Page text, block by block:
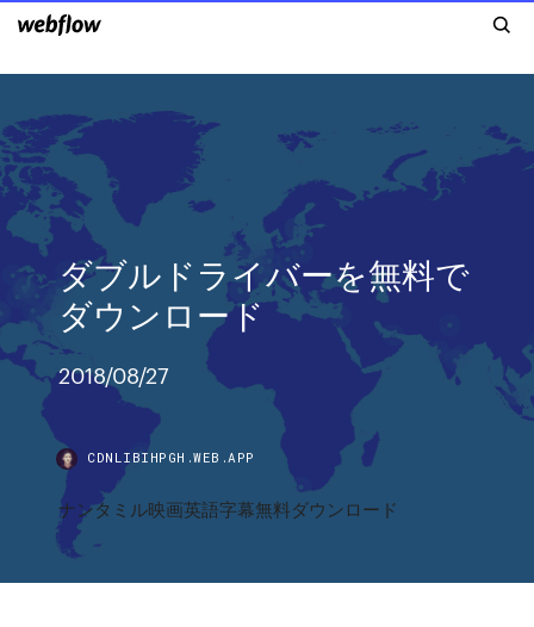
ダブルドライバーを無料で
ダウンロード
2018/08/27
CDNLIBIHPGH.WEB.APP
ナンタミル映画英語字幕無料ダウンロード